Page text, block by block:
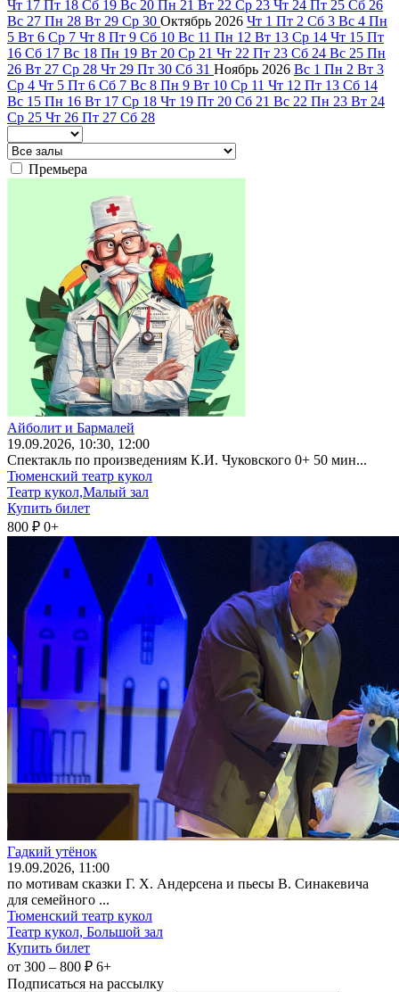
Чт 17 Пт 18 Сб 19 Вс 20 Пн 21 Вт 22 Ср 23 Чт 24 Пт 25 Сб 26
Вс 27 Пн 28 Вт 29 Ср 30 Октябрь 2026 Чт 1 Пт 2 Сб 3 Вс 4 Пн
5 Вт 6 Ср 7 Чт 8 Пт 9 Сб 10 Вс 11 Пн 12 Вт 13 Ср 14 Чт 15 Пт
16 Сб 17 Вс 18 Пн 19 Вт 20 Ср 21 Чт 22 Пт 23 Сб 24 Вс 25 Пн
26 Вт 27 Ср 28 Чт 29 Пт 30 Сб 31 Ноябрь 2026 Вс 1 Пн 2 Вт 3
Ср 4 Чт 5 Пт 6 Сб 7 Вс 8 Пн 9 Вт 10 Ср 11 Чт 12 Пт 13 Сб 14
Вс 15 Пн 16 Вт 17 Ср 18 Чт 19 Пт 20 Сб 21 Вс 22 Пн 23 Вт 24
Ср 25 Чт 26 Пт 27 Сб 28
Премьера
Айболит и Бармалей
19.09.2026, 10:30, 12:00
Спектакль по произведениям К.И. Чуковского 0+ 50 мин...
Тюменский театр кукол
Театр кукол,Малый зал
Купить билет
800 ₽ 0+
Гадкий утёнок
19.09.2026, 11:00
по мотивам сказки Г. Х. Андерсена и пьесы В. Синакевича
для семейного ...
Тюменский театр кукол
Театр кукол, Большой зал
Купить билет
от 300 – 800 ₽ 6+
Подписаться на рассылку